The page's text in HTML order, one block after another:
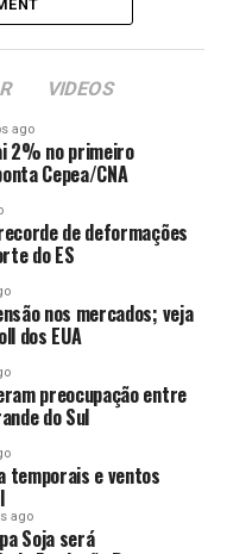
e mantinha
VIDEOS
ago
2% no primeiro
Cepea/CNA
de deformações
do ES
nos mercados; veja
dos EUA
preocupação entre
do Sul
temporais e ventos
ago
Soja será